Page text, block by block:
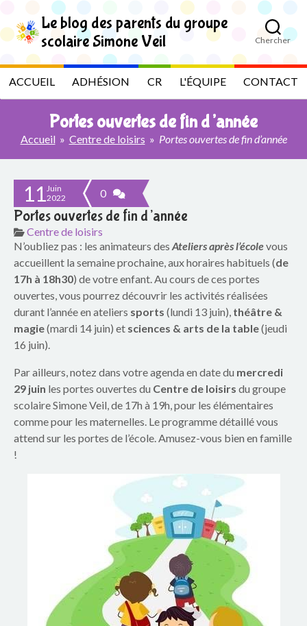
i
p
o
h
t
L
e
g
d
e
s
p
a
r
e
n
t
Le blog des parents du groupe
scolaire Simone Veil
Chercher
ACCUEIL ADHÉSION CR L'ÉQUIPE CONTACT
Portes ouvertes de fin d’année
Accueil » Centre de loisirs » Portes ouvertes de fin d’année
11 Juin
2022
0
Portes ouvertes de fin d’année
Centre de loisirs
N’oubliez pas : les animateurs des Ateliers après l’écolevous
accueillent la semaine prochaine, aux horaires habituels (de
17h à 18h30) de votre enfant. Au cours de ces portes
ouvertes, vous pourrez découvrir les activités réalisées
durant l’année en ateliers sports (lundi 13 juin), théâtre &
magie(mardi 14 juin) et sciences & arts de la table(jeudi
16 juin).
Par ailleurs, notez dans votre agenda en date du mercredi
29 juin les portes ouvertes du Centre de loisirs du groupe
scolaire Simone Veil, de 17h à 19h, pour les élémentaires
comme pour les maternelles. Le programme détaillé vous
attend sur les portes de l’école. Amusez-vous bien en famille
!